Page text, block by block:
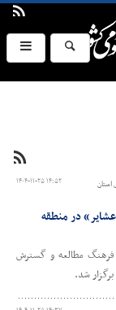
۱۴۰۴-۱۱-۲۵ ۱۴:۵۲
استان
در منطقه
فرهنگ مطالعه و گسترش
شد.